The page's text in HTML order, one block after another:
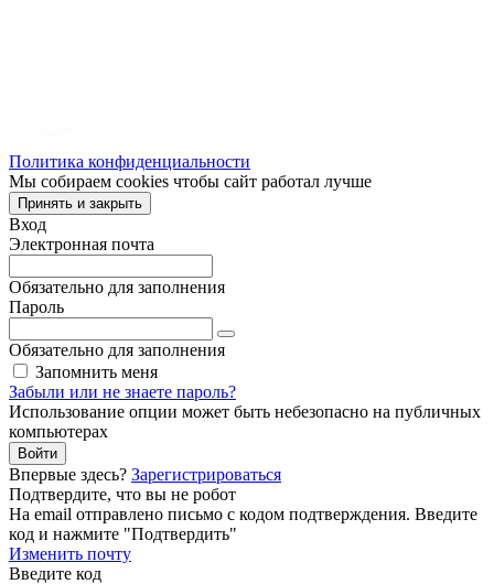
Политика конфиденциальности
Мы собираем cookies чтобы сайт работал лучше
Принять и закрыть
Вход
Электронная почта
Обязательно для заполнения
Пароль
Обязательно для заполнения
Запомнить меня
Забыли или не знаете пароль?
Использование опции может быть небезопасно на публичных
компьютерах
Войти
Впервые здесь? Зарегистрироваться
Подтвердите, что вы не робот
Ha email отправлено письмо с кодом подтверждения. Введите
код и нажмите "Подтвердить"
Изменить почту
Введите код